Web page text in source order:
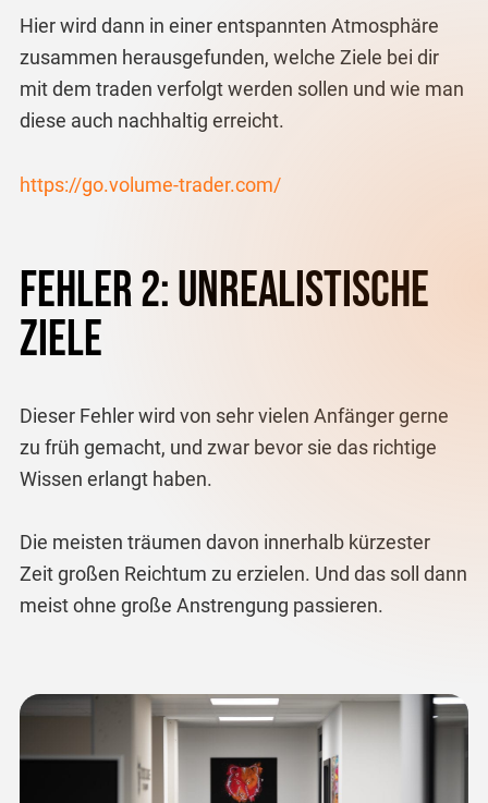
Hier wird dann in einer entspannten Atmosphäre
zusammen herausgefunden, welche Ziele bei dir
mit dem traden verfolgt werden sollen und wie man
diese auch nachhaltig erreicht.
https://go.volume-trader.com/
Fehler 2: Unrealistische
Ziele
Dieser Fehler wird von sehr vielen Anfänger gerne
zu früh gemacht, und zwar bevor sie das richtige
Wissen erlangt haben.
Die meisten träumen davon innerhalb kürzester
Zeit großen Reichtum zu erzielen. Und das soll dann
meist ohne große Anstrengung passieren.